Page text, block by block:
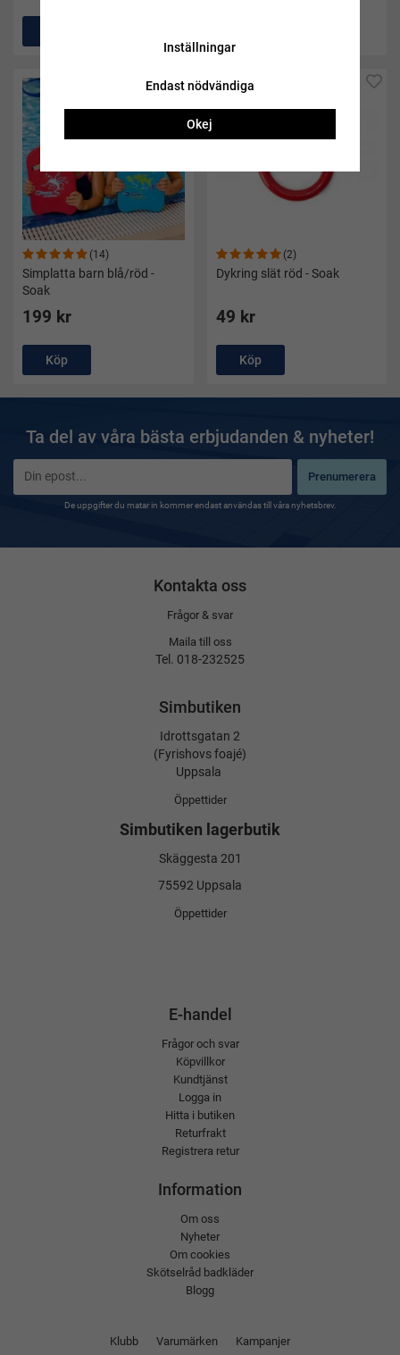
(14)
Simplatta barn blå/röd -
Soak
199 kr
Köp
(2)
Dykring slät röd - Soak
49 kr
Köp
Ta del av våra bästa erbjudanden & nyheter!
Prenumerera
De uppgifter du matar in kommer endast användas till våra nyhetsbrev.
Kontakta oss
Frågor & svar
Maila till oss
Tel. 018-232525
Simbutiken
Idrottsgatan 2
(Fyrishovs foajé)
Uppsala
Öppettider
Simbutiken lagerbutik
Skäggesta 201
75592 Uppsala
Öppettider
E-handel
Frågor och svar
Köpvillkor
Kundtjänst
Logga in
Hitta i butiken
Returfrakt
Registrera retur
Information
Om oss
Nyheter
Om cookies
Skötselråd badkläder
Blogg
Klubb Varumärken Kampanjer
Inställningar
Endast nödvändiga
Okej